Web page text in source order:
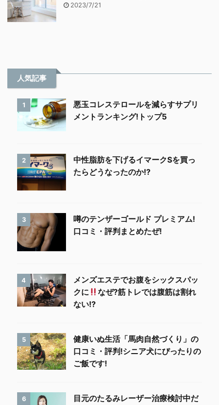
2023/7/21
人気記事
1
悪玉コレステロールを減らすサプリ
メントランキング!トップ5
2
中性脂肪を下げるイマークSを買っ
たらどうなったのか!?
3
噂のテンザーゴールド プレミアム!
口コミ・評判まとめたぜ!
4
メンズエステでお腹をシックスパッ
クに
なぜ?筋トレでは腹筋は割れ
ない!?
5
健康いぬ生活「馬肉自然づくり」の
口コミ・評判!シニア犬にぴったりの
ご飯です!
6
目元のたるみレーザー治療検討中だ